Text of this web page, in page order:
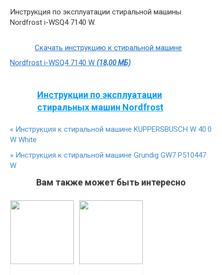
Инструкция по эксплуатации стиральной машины
Nordfrost i-WSQ4 7140 W.
Скачать инструкцию к стиральной машине
Nordfrost i-WSQ4 7140 W (18,00 МБ)
Инструкции по эксплуатации
стиральных машин Nordfrost
« Инструкция к стиральной машине KUPPERSBUSCH W 40.0
W White
» Инструкция к стиральной машине Grundig GW7 P510447
W
Вам также может быть интересно